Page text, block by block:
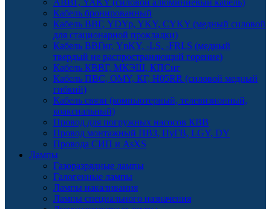
АВВГ, YAKY (силовой алюминиевый кабель)
Кабель бронированный
Кабель ВВГ, YDYp, YKY, CYKY (медный силовой
для стационарной прокладки)
Кабель ВВГнг, YnKY, -LS, -FRLS (медный
твердый не распространяющий горение)
Кабель КВВГ, МКЭШ, КПСнг
Кабель ПВС, OMY, КГ, H05RR (силовой медный
гибкий)
Кабель связи (компьютерный, телевизионный,
коаксиальный)
Провод для погружных насосов КВВ
Провод монтажный ПВЗ, ПуГВ, LGY, DY
Провода СИП и AsXS
Лампы
Газоразрядные лампы
Галогенные лампы
Лампы накаливания
Лампы специального назначения